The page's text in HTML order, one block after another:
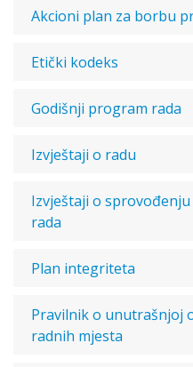
Akcioni plan za borbu
Etički kodeks
Godišnji program rada
Izvještaji o radu
Izvještaji o
rada
Plan integriteta
Pravilnik o unutrašnjoj
radnih mjesta